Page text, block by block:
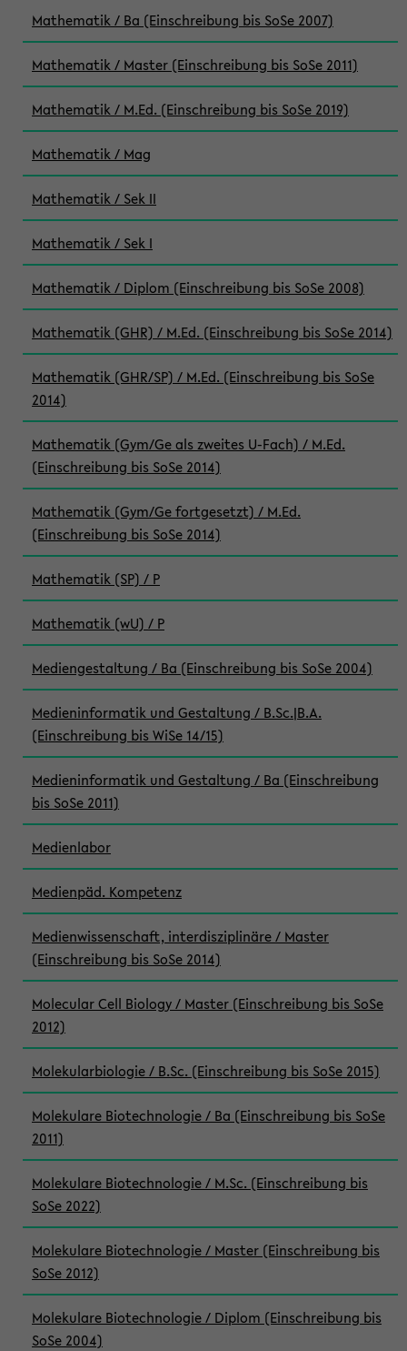
Mathematik / Ba (Einschreibung bis SoSe 2007)
Mathematik / Master (Einschreibung bis SoSe 2011)
Mathematik / M.Ed. (Einschreibung bis SoSe 2019)
Mathematik / Mag
Mathematik / Sek II
Mathematik / Sek I
Mathematik / Diplom (Einschreibung bis SoSe 2008)
Mathematik (GHR) / M.Ed. (Einschreibung bis SoSe 2014)
Mathematik (GHR/SP) / M.Ed. (Einschreibung bis SoSe
2014)
Mathematik (Gym/Ge als zweites U-Fach) / M.Ed.
(Einschreibung bis SoSe 2014)
Mathematik (Gym/Ge fortgesetzt) / M.Ed.
(Einschreibung bis SoSe 2014)
Mathematik (SP) / P
Mathematik (wU) / P
Mediengestaltung / Ba (Einschreibung bis SoSe 2004)
Medieninformatik und Gestaltung / B.Sc.|B.A.
(Einschreibung bis WiSe 14/15)
Medieninformatik und Gestaltung / Ba (Einschreibung
bis SoSe 2011)
Medienlabor
Medienpäd. Kompetenz
Medienwissenschaft, interdisziplinäre / Master
(Einschreibung bis SoSe 2014)
Molecular Cell Biology / Master (Einschreibung bis SoSe
2012)
Molekularbiologie / B.Sc. (Einschreibung bis SoSe 2015)
Molekulare Biotechnologie / Ba (Einschreibung bis SoSe
2011)
Molekulare Biotechnologie / M.Sc. (Einschreibung bis
SoSe 2022)
Molekulare Biotechnologie / Master (Einschreibung bis
SoSe 2012)
Molekulare Biotechnologie / Diplom (Einschreibung bis
SoSe 2004)